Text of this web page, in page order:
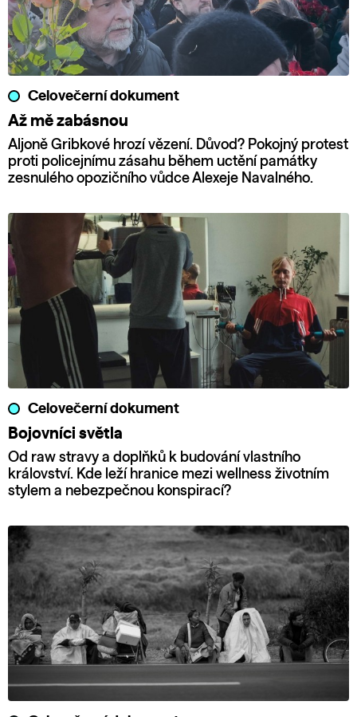
Celovečerní dokument
Až mě zabásnou
Aljoně Gribkové hrozí vězení. Důvod? Pokojný protest
proti policejnímu zásahu během uctění památky
zesnulého opozičního vůdce Alexeje Navalného.
Celovečerní dokument
Bojovníci světla
Od raw stravy a doplňků k budování vlastního
království. Kde leží hranice mezi wellness životním
stylem a nebezpečnou konspirací?